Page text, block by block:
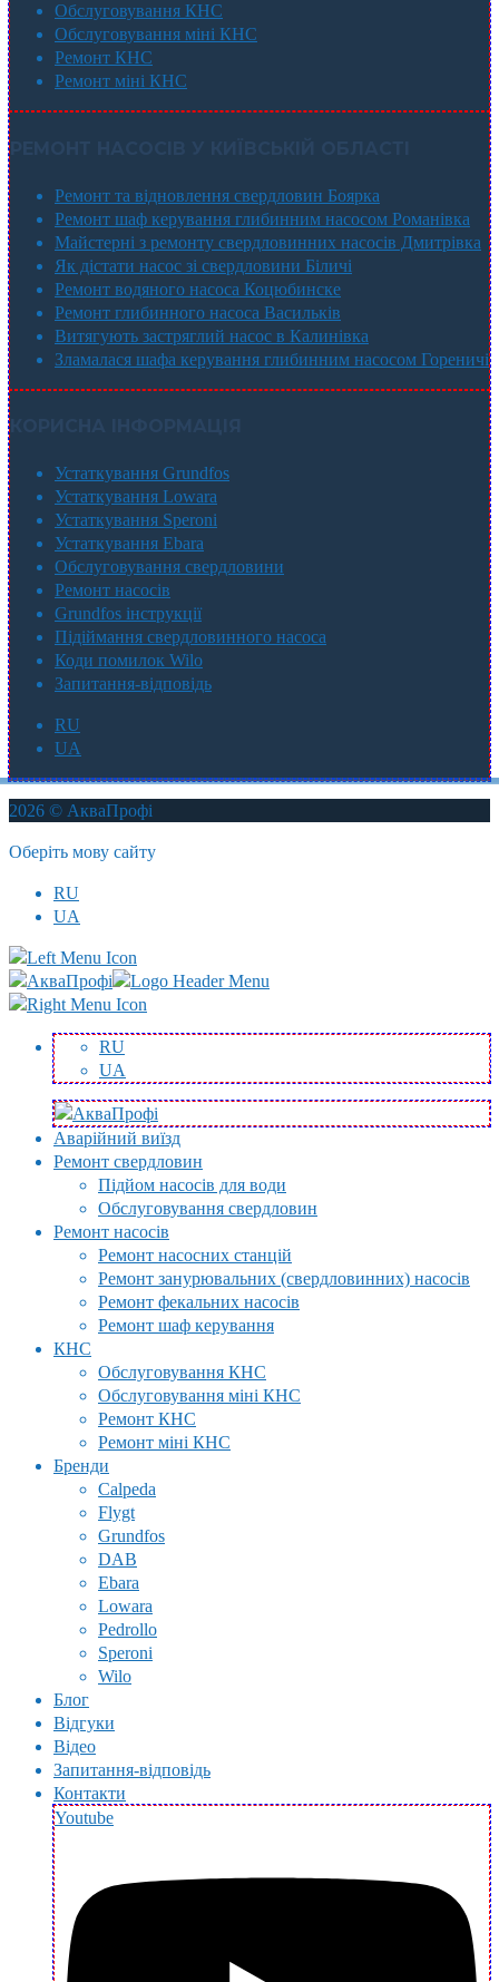
Обслуговування КНС
Обслуговування міні КНС
Ремонт КНС
Ремонт міні КНС
Ремонт та відновлення свердловин Боярка
Ремонт шаф керування глибинним насосом Романівка
Майстерні з ремонту свердловинних насосів Дмитрівка
Як дістати насос зі свердловини Біличі
Ремонт водяного насоса Коцюбинске
Ремонт глибинного насоса Васильків
Витягують застряглий насос в Калинівка
Зламалася шафа керування глибинним насосом Гореничі
Устаткування Grundfos
Устаткування Lowara
Устаткування Speroni
Устаткування Ebara
Обслуговування свердловини
Ремонт насосів
Grundfos інструкції
Підіймання свердловинного насоса
Коди помилок Wilo
Запитання-відповідь
RU
UA
2026 © АкваПрофі
Оберіть мову сайту
RU
UA
RU
UA
Аварійний виїзд
Ремонт свердловин
Підйом насосів для води
Обслуговування свердловин
Ремонт насосів
Ремонт насосних станцій
Ремонт занурювальних (свердловинних) насосів
Ремонт фекальних насосів
Ремонт шаф керування
КНС
Обслуговування КНС
Обслуговування міні КНС
Ремонт КНС
Ремонт міні КНС
Бренди
Calpeda
Flygt
Grundfos
DAB
Ebara
Lowara
Pedrollo
Speroni
Wilo
Блог
Відгуки
Відео
Запитання-відповідь
Контакти
Youtube